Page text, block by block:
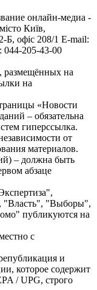
онлайн-медиа -
Київ,
офіс 208/1 E-mail:
044-205-43-00
размещённых на
на
«Новости
– обязательна
гиперссылка.
от
материалов.
– должна быть
абзаце
"Власть", "Выборы",
публикуются на
с
и
которое содержит
/ UPG, строго